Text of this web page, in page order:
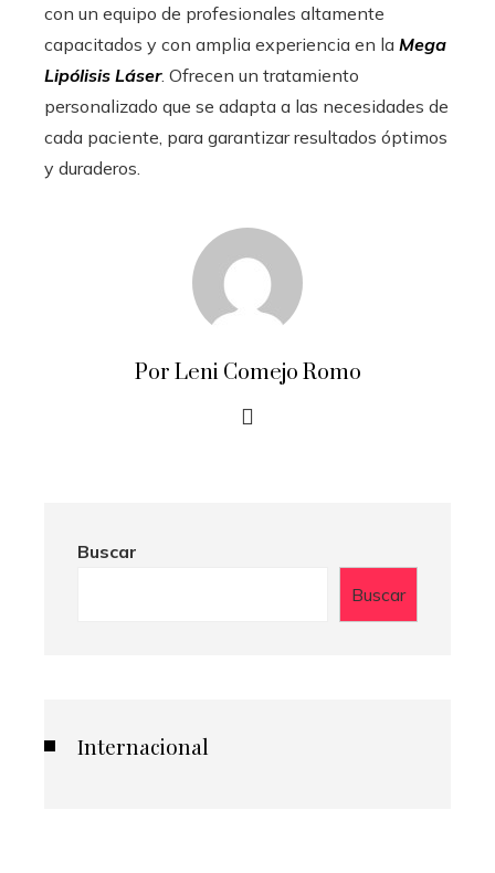
con un equipo de profesionales altamente
capacitados y con amplia experiencia en la Mega
Lipólisis Láser. Ofrecen un tratamiento
personalizado que se adapta a las necesidades de
cada paciente, para garantizar resultados óptimos
y duraderos.
Por Leni Comejo Romo
Buscar
Buscar
Internacional